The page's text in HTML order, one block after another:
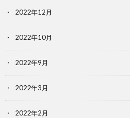
2022年12月
2022年10月
2022年9月
2022年3月
2022年2月